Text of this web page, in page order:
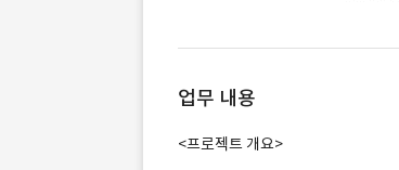
업무 내용
<프로젝트 개요>